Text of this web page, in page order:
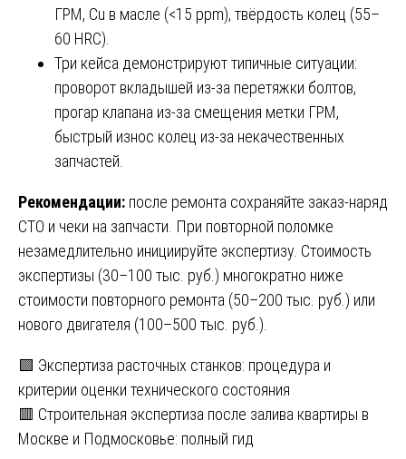
ГРМ, Cu в масле (<15 ppm), твёрдость колец (55–
60 HRC).
Три кейса демонстрируют типичные ситуации:
проворот вкладышей из-за перетяжки болтов,
прогар клапана из-за смещения метки ГРМ,
быстрый износ колец из-за некачественных
запчастей.
Рекомендации: после ремонта сохраняйте заказ-наряд
СТО и чеки на запчасти. При повторной поломке
незамедлительно инициируйте экспертизу. Стоимость
экспертизы (30–100 тыс. руб.) многократно ниже
стоимости повторного ремонта (50–200 тыс. руб.) или
нового двигателя (100–500 тыс. руб.).
Навигация
по
записям
🟩 Экспертиза расточных станков: процедура и
критерии оценки технического состояния
🟥 Строительная экспертиза после залива квартиры в
Москве и Подмосковье: полный гид